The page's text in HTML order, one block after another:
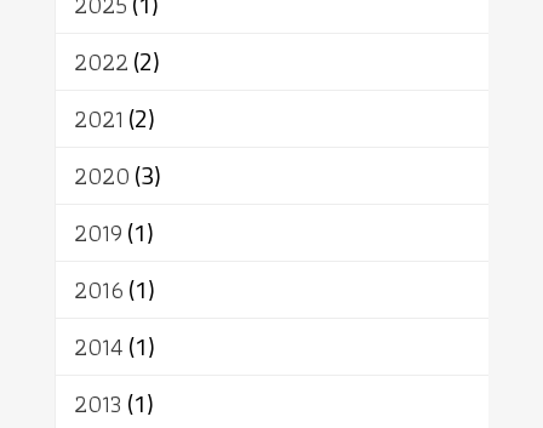
เทคโนโลยี
สิทธิ
พุทธบริษัท
อัตถะ
เทวดา
2022(2)
2021 (2)
2020(3)
2019(1)
2016(1)
2014(1)
2013 (1)